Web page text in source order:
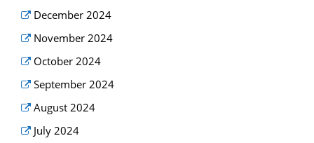
December 2024
November 2024
October 2024
September 2024
August 2024
July 2024